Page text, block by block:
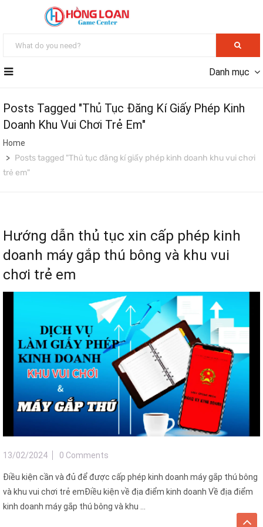
Danh mục
Posts Tagged "Thủ Tục Đăng Kí Giấy Phép Kinh
Doanh Khu Vui Chơi Trẻ Em"
Home
Posts tagged "Thủ tục đăng kí giấy phép kinh doanh khu vui chơi
trẻ em"
Hướng dẫn thủ tục xin cấp phép kinh
doanh máy gắp thú bông và khu vui
chơi trẻ em
13/02/2024 0 Comments
Điều kiện cần và đủ để được cấp phép kinh doanh máy gắp thú bông
và khu vui chơi trẻ emĐiều kiện về địa điểm kinh doanh Về địa điểm
kinh doanh máy gắp thú bông và khu ...